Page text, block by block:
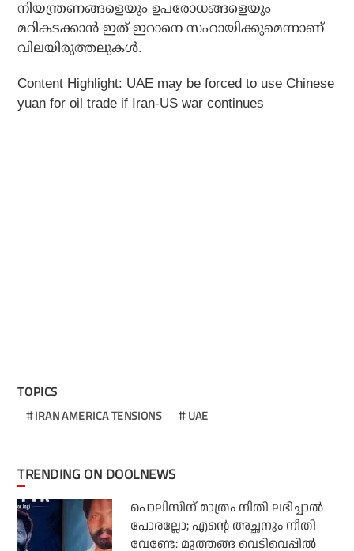
നിയന്ത്രണങ്ങളെയും ഉപരോധങ്ങളെയും
മറികടക്കാൻ ഇത് ഇറാനെ സഹായിക്കുമെന്നാണ്
വിലയിരുത്തലുകൾ.
Content Highlight: UAE may be forced to use Chinese
yuan for oil trade if Iran-US war continues
TOPICS
IRAN AMERICA TENSIONS UAE
TRENDING ON DOOLNEWS
പൊലീസിന് മാത്രം നീതി ലഭിച്ചാല്‍
പോരല്ലോ; എന്റെ അച്ഛനും നീതി
വേണ്ടേ: മുത്തങ്ങ വെടിവെപ്പില്‍